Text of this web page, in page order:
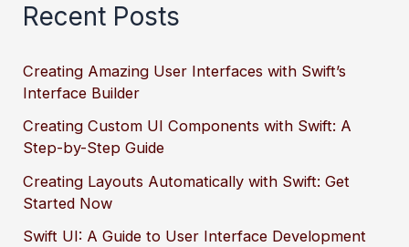
Recent Posts
Creating Amazing User Interfaces with Swift’s
Interface Builder
Creating Custom UI Components with Swift: A
Step-by-Step Guide
Creating Layouts Automatically with Swift: Get
Started Now
Swift UI: A Guide to User Interface Development